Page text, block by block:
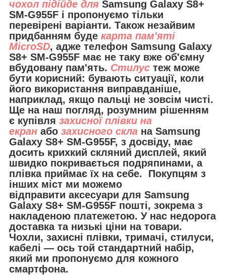
чохол підійде для Samsung Galaxy S8+
SM-G955F і пропонуємо тільки
перевірені варіанти. Також незайвим
придбанням буде карта пам'яті
MicroSD, адже телефон Samsung Galaxy
S8+ SM-G955F має не таку вже об'ємну
вбудовану пам'ять. Стилус теж може
бути корисний: бувають ситуації, коли
його використання виправданіше,
наприклад, якщо пальці не зовсім чисті.
Ще на наш погляд, розумним рішенням
є купівля захисної плівки на
екран або захисного скла на Samsung
Galaxy S8+ SM-G955F, з досвіду, має
досить крихкий скляний дисплей, який
швидко покривається подряпинами, а
плівка приймає їх на себе. Покупцям з
інших міст ми можемо
відправити аксесуари для Samsung
Galaxy S8+ SM-G955F пошті, зокрема з
накладеною платежетою. У нас недорога
доставка та низькі ціни на товари.
Чохли, захисні плівки, тримачі, стилуси,
кабелі — ось той стандартний набір,
який ми пропонуємо для кожного
смартфона.